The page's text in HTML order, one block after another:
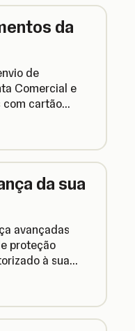
da
de
Comercial e
com cartão
da sua
avançadas
proteção
à sua
fundos